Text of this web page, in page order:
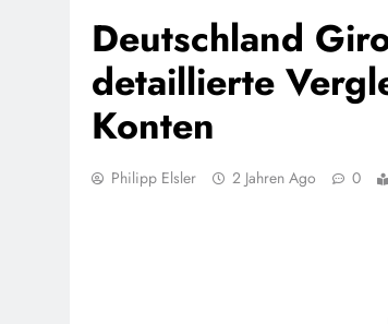
Deutschland
detaillierte
Konten
Philipp Elsler 2 Jahren Ago 0